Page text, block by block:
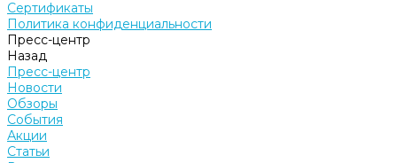
Сертификаты
Политика конфиденциальности
Пресс-центр
Назад
Пресс-центр
Новости
Обзоры
События
Акции
Статьи